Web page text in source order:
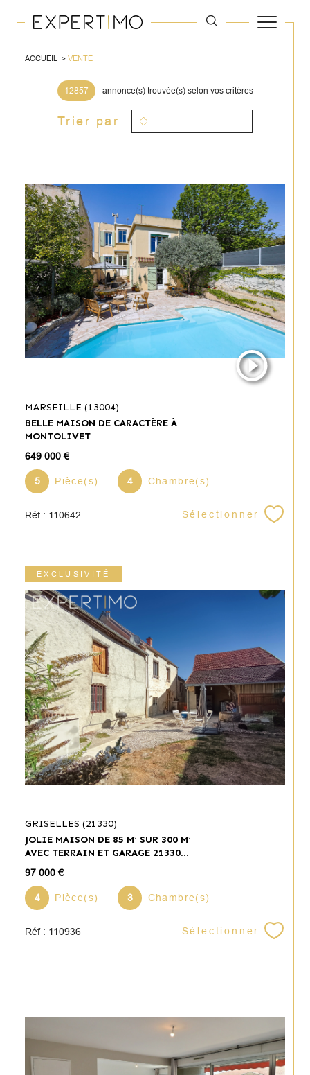
ACCUEIL VENTE
12857 annonce(s) trouvée(s) selon vos critères
Trier par
MARSEILLE (13004)
BELLE MAISON DE CARACTÈRE À
MONTOLIVET
649 000 €
5 Pièce(s) 4 Chambre(s)
Réf : 110642 Sélectionner
EXCLUSIVITÉ
GRISELLES (21330)
JOLIE MAISON DE 85 M² SUR 300 M²
AVEC TERRAIN ET GARAGE 21330...
97 000 €
4 Pièce(s) 3 Chambre(s)
Réf : 110936 Sélectionner